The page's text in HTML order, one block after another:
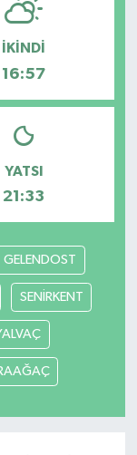
İKINDI
16:57
YATSI
21:33
GELENDOST
SENİRKENT